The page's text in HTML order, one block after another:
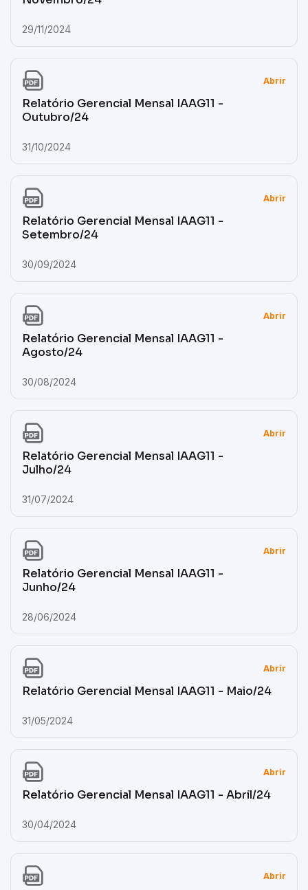
29/11/2024
Abrir
Relatório Gerencial Mensal IAAG11 -
Outubro/24
31/10/2024
Abrir
Relatório Gerencial Mensal IAAG11 -
Setembro/24
30/09/2024
Abrir
Relatório Gerencial Mensal IAAG11 -
Agosto/24
30/08/2024
Abrir
Relatório Gerencial Mensal IAAG11 -
Julho/24
31/07/2024
Abrir
Relatório Gerencial Mensal IAAG11 -
Junho/24
28/06/2024
Abrir
Relatório Gerencial Mensal IAAG11 - Maio/24
31/05/2024
Abrir
Relatório Gerencial Mensal IAAG11 - Abril/24
30/04/2024
Abrir